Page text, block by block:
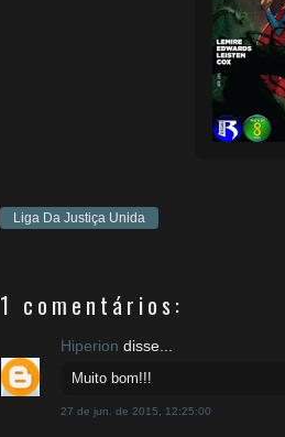
Liga Da Justiça Unida
1 comentários:
Hiperion disse...
Muito bom!!!
27 de jun. de 2015, 12:25:00